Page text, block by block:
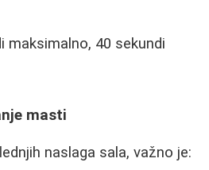
maksimalno, 40 sekundi
masti
naslaga sala, važno je: